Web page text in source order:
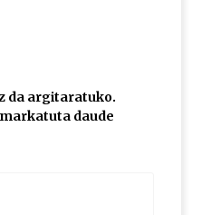
Bide, Boards Of Canada, Somak,
Underscores, Habia
da argitaratuko.
markatuta daude